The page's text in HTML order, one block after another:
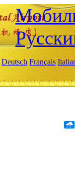
Deutsch Français